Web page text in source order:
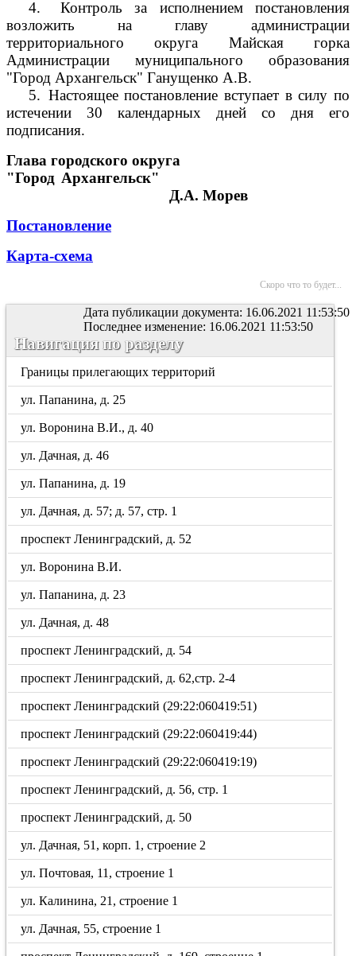
4.
Контроль за исполнением постановления
возложить на главу администрации
территориального округа Майская горка
Администрации муниципального образования
"Город Архангельск" Ганущенко А.В.
5. Настоящее постановление вступает в силу по
истечении 30 календарных дней со дня его
подписания.
Глава городского округа
"Город Архангельск"
Д.А. Морев
Постановление
Карта-схема
Скоро что то будет...
Дата публикации документа: 16.06.2021 11:53:50
Последнее изменение: 16.06.2021 11:53:50
Навигация по разделу
Границы прилегающих территорий
ул. Папанина, д. 25
ул. Воронина В.И., д. 40
ул. Дачная, д. 46
ул. Папанина, д. 19
ул. Дачная, д. 57; д. 57, стр. 1
проспект Ленинградский, д. 52
ул. Воронина В.И.
ул. Папанина, д. 23
ул. Дачная, д. 48
проспект Ленинградский, д. 54
проспект Ленинградский, д. 62,стр. 2-4
проспект Ленинградский (29:22:060419:51)
проспект Ленинградский (29:22:060419:44)
проспект Ленинградский (29:22:060419:19)
проспект Ленинградский, д. 56, стр. 1
проспект Ленинградский, д. 50
ул. Дачная, 51, корп. 1, строение 2
ул. Почтовая, 11, строение 1
ул. Калинина, 21, строение 1
ул. Дачная, 55, строение 1